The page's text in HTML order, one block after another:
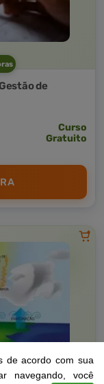
de
Curso
Gratuito
de acordo com sua
navegando, você